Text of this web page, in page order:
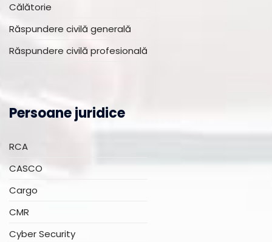
Călătorie
Răspundere civilă generală
Răspundere civilă profesională
Persoane juridice
RCA
CASCO
Cargo
CMR
Cyber Security